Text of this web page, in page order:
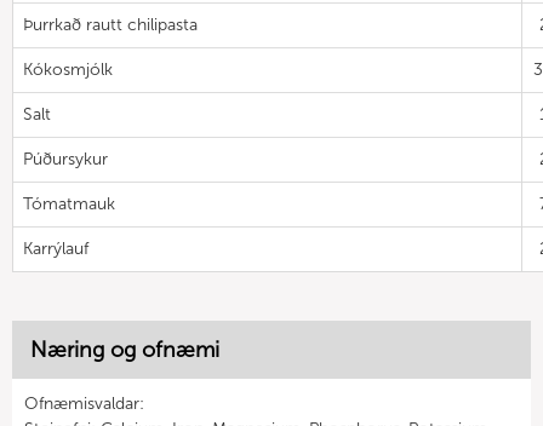
Þurrkað rautt chilipasta
Kókosmjólk
Salt
Púðursykur
Tómatmauk
Karrýlauf
Næring og ofnæmi
Ofnæmisvaldar: